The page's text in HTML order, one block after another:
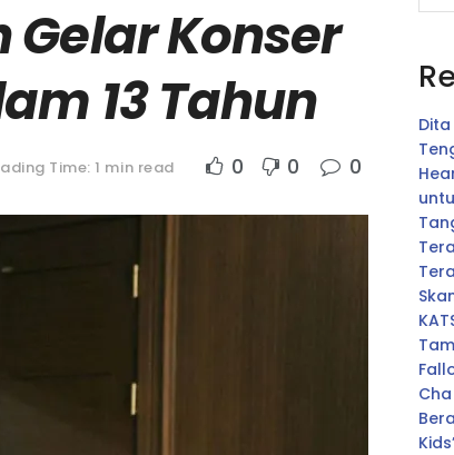
Gelar Konser
13 Tahun
Time: 1 min read 0 0 0